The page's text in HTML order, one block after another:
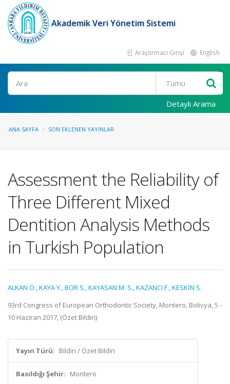
Akademik Veri Yönetim Sistemi
Araştırmacı Girişi English
Ara
Detaylı Arama
ANA SAYFA SON EKLENEN YAYINLAR
Assessment the Reliability of
Three Different Mixed
Dentition Analysis Methods
in Turkish Population
ALKAN Ö.,KAYA Y.,BOR S.,KAYASAN M. S.,KAZANCI F.,KESKİN S.
93rd Congress of European Orthodontic Society, Montero, Bolivya, 5 -
10 Haziran 2017, (Özet Bildiri)
Yayın Türü: Bildiri / Özet Bildiri
Basıldığı Şehir: Montero